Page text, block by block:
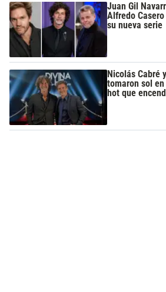
Juan Gil
Alfredo
su nueva serie
Nicolás Cabré
tomaron sol
hot que